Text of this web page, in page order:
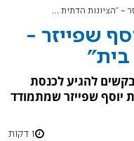
הדתית היא בית"
שפייזר -
בית"
להגיע לכנסת
יוסף שפייזר שמתמודד
1 דקות